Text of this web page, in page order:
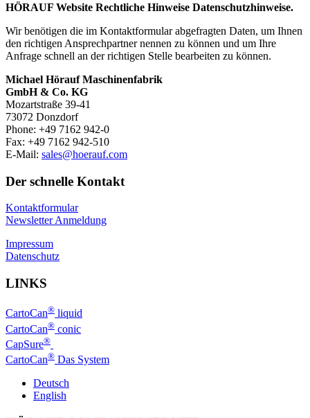
HÖRAUF Website Rechtliche Hinweise Datenschutzhinweise.
Wir benötigen die im Kontaktformular abgefragten Daten, um Ihnen
den richtigen Ansprechpartner nennen zu können und um Ihre
Anfrage schnell an der richtigen Stelle bearbeiten zu können.
Michael Hörauf Maschinenfabrik
GmbH & Co. KG
Mozartstraße 39-41
73072 Donzdorf
Phone: +49 7162 942-0
Fax: +49 7162 942-510
E-Mail: sales@hoerauf.com
Der schnelle Kontakt
Kontaktformular
Newsletter Anmeldung
Impressum
Datenschutz
LINKS
CartoCan® liquid
CartoCan® conic
CapSure®
CartoCan® Das System
Deutsch
English